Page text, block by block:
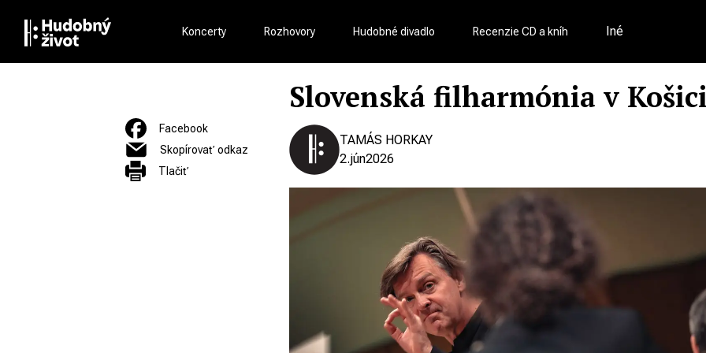
Koncerty Rozhovory Hudobné divadlo Recenzie CD a kníh Iné
Slovenská filharmónia v
Facebook
Skopírovať odkaz
Tlačiť
TAMÁS HORKAY
2.jún2026